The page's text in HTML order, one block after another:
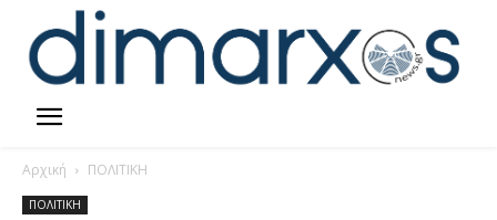
Αρχική ΠΟΛΙΤΙΚΗ
ΠΟΛΙΤΙΚΗ